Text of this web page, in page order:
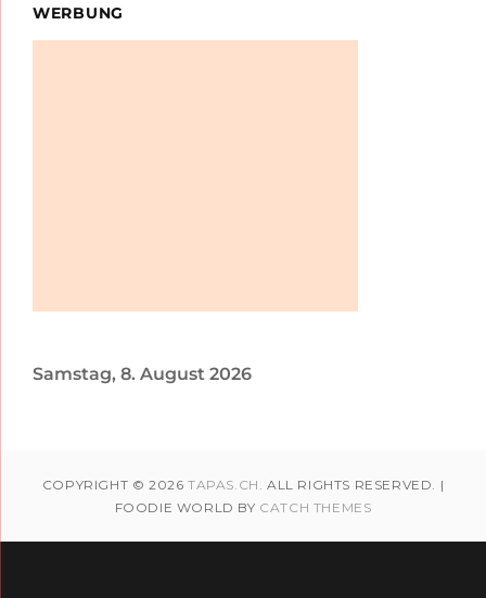
WERBUNG
Samstag, 8. August 2026
COPYRIGHT © 2026 TAPAS.CH . ALL RIGHTS RESERVED. |
FOODIE WORLD BY CATCH THEMES